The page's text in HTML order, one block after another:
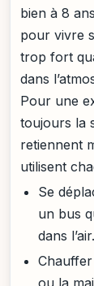
bien à 8
pour vivre
trop fort
dans
Pour une
toujours la
retiennent
utilisent
Se
un bus
dans l’air.
Chauffer
ou la